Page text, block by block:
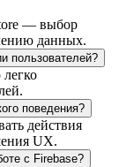
— выбор
данных.
пользователей?
поведения?
действия
UX.
с Firebase?